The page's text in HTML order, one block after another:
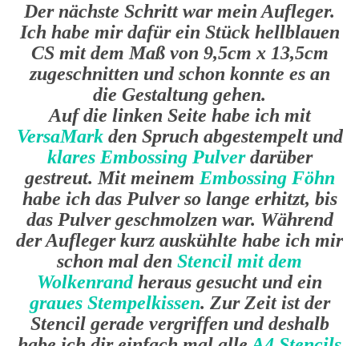
Der nächste Schritt war mein Aufleger.
Ich habe mir dafür ein Stück hellblauen
CS mit dem Maß von 9,5cm x 13,5cm
zugeschnitten und schon konnte es an
die Gestaltung gehen.
Auf die linken Seite habe ich mit
VersaMarkden Spruch abgestempelt und
klares Embossing Pulverdarüber
gestreut. Mit meinem Embossing Föhn
habe ich das Pulver so lange erhitzt, bis
das Pulver geschmolzen war. Während
der Aufleger kurz auskühlte habe ich mir
schon mal den Stencil mit dem
Wolkenrandheraus gesucht und ein
graues Stempelkissen. Zur Zeit ist der
Stencil gerade vergriffen und deshalb